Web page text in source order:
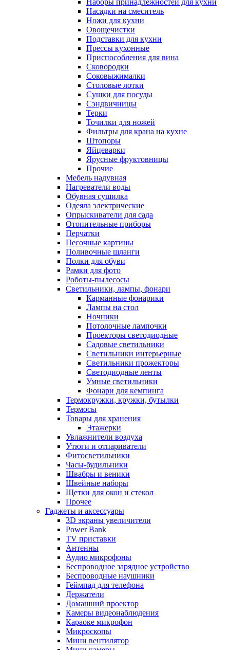
Наборы принадлежностей для кухни
Насадки на смеситель
Ножи для кухни
Овощечистки
Подставки для кухни
Прессы кухонные
Приспособления для вина
Сковородки
Соковыжималки
Столовые лотки
Сушки для посуды
Сэндвичницы
Терки
Точилки для ножей
Фильтры для крана на кухне
Штопоры
Яйцеварки
Ярусные фруктовницы
Прочие
Мебель надувная
Нагреватели воды
Обувная сушилка
Одеяла электрические
Опрыскиватели для сада
Отопительные приборы
Перчатки
Песочные картины
Поливочные шланги
Полки для обуви
Рамки для фото
Роботы-пылесосы
Светильники, лампы, фонари
Карманные фонарики
Лампы на стол
Ночники
Потолочные лампочки
Проекторы светодиодные
Садовые светильники
Светильники интерьерные
Светильники прожекторы
Светодиодные ленты
Умные светильники
Фонари для кемпинга
Термокружки, кружки, бутылки
Термосы
Товары для хранения
Этажерки
Увлажнители воздуха
Утюги и отпариватели
Фитосветильники
Часы-будильники
Швабры и веники
Швейные наборы
Щетки для окон и стекол
Прочее
Гаджеты и аксессуары
3D экраны увеличители
Power Bank
TV приставки
Антенны
Аудио микрофоны
Беспроводное зарядное устройство
Беспроводные наушники
Геймпад для телефона
Держатели
Домашний проектор
Камеры видеонаблюдения
Караоке микрофон
Микроскопы
Мини вентилятор